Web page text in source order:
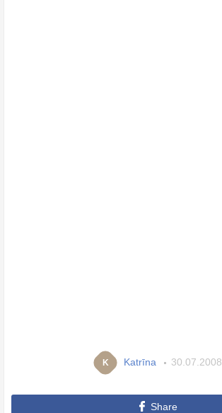
K Katrīna 30.07.2008
Share